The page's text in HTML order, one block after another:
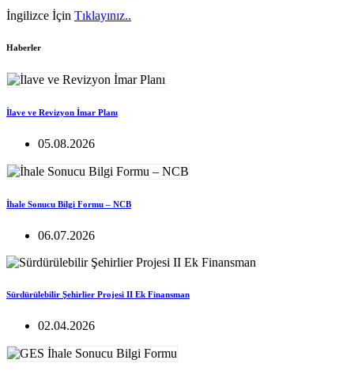
İngilizce İçin Tıklayınız..
Haberler
İlave ve Revizyon İmar Planı
05.08.2026
İhale Sonucu Bilgi Formu – NCB
06.07.2026
Sürdürülebilir Şehirlier Projesi II Ek Finansman
02.04.2026